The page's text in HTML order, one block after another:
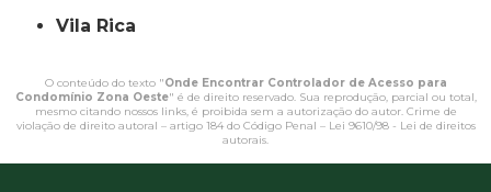
Vila Rica
O conteúdo do texto "Onde Encontrar Controlador de Acesso para
Condomínio Zona Oeste" é de direito reservado. Sua reprodução, parcial ou total,
mesmo citando nossos links, é proibida sem a autorização do autor. Crime de
violação de direito autoral – artigo 184 do Código Penal – Lei 9610/98 - Lei de direitos
autorais